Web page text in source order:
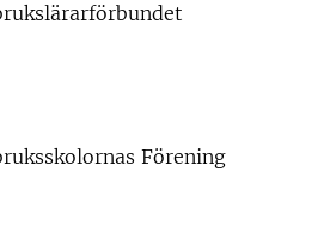
Förening